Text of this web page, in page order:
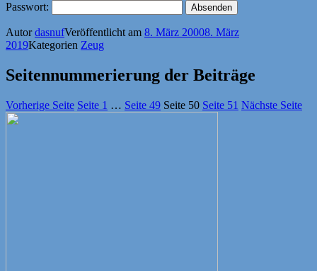
Passwort:
AutordasnufVeröffentlicht am 8. März 20008. März
2019Kategorien Zeug
Seitennummerierung der Beiträge
Vorherige Seite Seite 1 … Seite 49 Seite 50 Seite 51 Nächste Seite